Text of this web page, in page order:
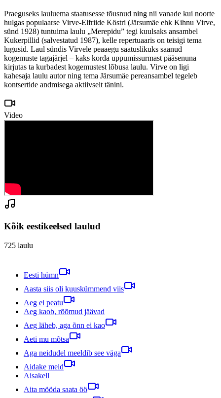
Praeguseks lauluema staatusesse tõusnud ning nii vanade kui noorte
hulgas populaarse Virve-Elfriide Köstri (Järsumäe ehk Kihnu Virve,
sünd 1928) tuntuima laulu „Merepidu” tegi kuulsaks ansambel
Kukerpillid (salvestatud 1987), kelle repertuaaris on teisigi tema
lugusid. Laul sündis Virvele peaaegu saatuslikuks saanud
kogemuste tagajärjel – kaks korda uppumissurmast pääsenuna
kirjutas ta kurbadest kogemustest lõbusa laulu. Virve on ligi
kahesaja laulu autor ning tema Järsumäe pereansambel tegeleb
kontsertide andmisega aktiivselt tänini.
Video
Kõik eestikeelsed laulud
725 laulu
Eesti hümn
Aasta siis oli kuuskümmend viis
Aeg ei peatu
Aeg kaob, rõõmud jäävad
Aeg läheb, aga õnn ei kao
Aeti mu mõtsa
Aga neidudel meeldib see väga
Aidake meid
Aisakell
Aita mööda saata öö